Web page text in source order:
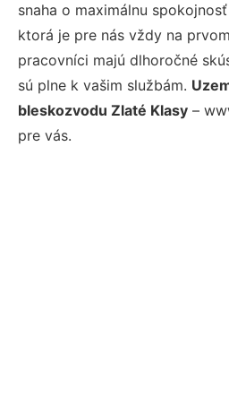
snaha o maximálnu
ktorá je pre nás vždy na
pracovníci majú dlhoročné
sú plne k vašim službám.
bleskozvodu Zlaté Klasy –
pre vás.